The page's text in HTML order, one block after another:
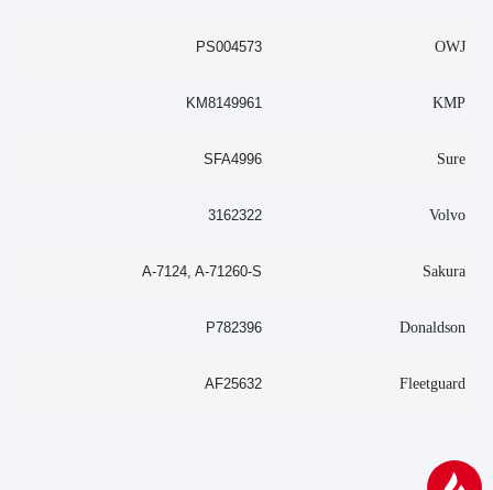
OWJ
PS004573
KMP
KM8149961
Sure
SFA4996
Volvo
3162322
Sakura
A-7124, A-71260-S
Donaldson
P782396
Fleetguard
AF25632